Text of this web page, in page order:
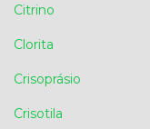
Citrino
Clorita
Crisoprásio
Crisotila